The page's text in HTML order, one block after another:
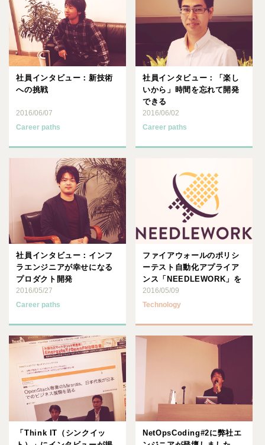
社員インタビュー：新技術
への挑戦
2016/06/07
Career paths
社員インタビュー：「楽し
いから」時間を忘れて開発
できる
2016/06/02
Career paths
社員インタビュー：インフ
ラエンジニアが幸せになる
プロダクト開発
2016/05/27
Career paths
ファイアウォールのポリシ
ーテスト自動化アプライア
ンス「NEEDLEWORK」を
販売開始しました
2016/05/09
Technology
「Think IT（シンクイッ
NetOpsCoding#2に弊社エ